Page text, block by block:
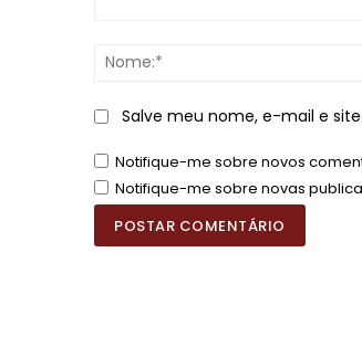
Salve meu nome, e-mail e
Notifique-me sobre novos
Notifique-me sobre novas